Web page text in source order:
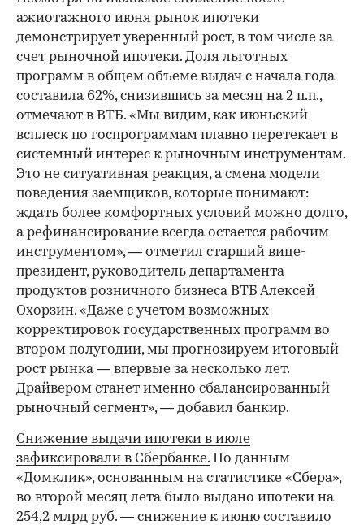
ажиотажного июня рынок ипотеки
демонстрирует уверенный рост, в том числе за
счет рыночной ипотеки. Доля льготных
программ в общем объеме выдач с начала года
составила 62%, снизившись за месяц на 2 п.п.,
отмечают в ВТБ. «Мы видим, как июньский
всплеск по госпрограммам плавно перетекает в
системный интерес к рыночным инструментам.
Это не ситуативная реакция, а смена модели
поведения заемщиков, которые понимают:
ждать более комфортных условий можно долго,
а рефинансирование всегда остается рабочим
инструментом», — отметил старший вице-
президент, руководитель департамента
продуктов розничного бизнеса ВТБ Алексей
Охорзин. «Даже с учетом возможных
корректировок государственных программ во
втором полугодии, мы прогнозируем итоговый
рост рынка — впервые за несколько лет.
Драйвером станет именно сбалансированный
рыночный сегмент», — добавил банкир.
Снижение выдачи ипотеки в июле
зафиксировали в Сбербанке. По данным
«Домклик», основанным на статистике «Сбера»,
во второй месяц лета было выдано ипотеки на
254,2 млрд руб. — снижение к июню составило